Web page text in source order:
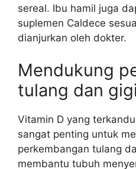
sereal. Ibu hamil juga
suplemen Caldece
dianjurkan oleh dokter.
Mendukung
tulang dan
Vitamin D yang
sangat penting untuk
perkembangan tulang
membantu tubuh